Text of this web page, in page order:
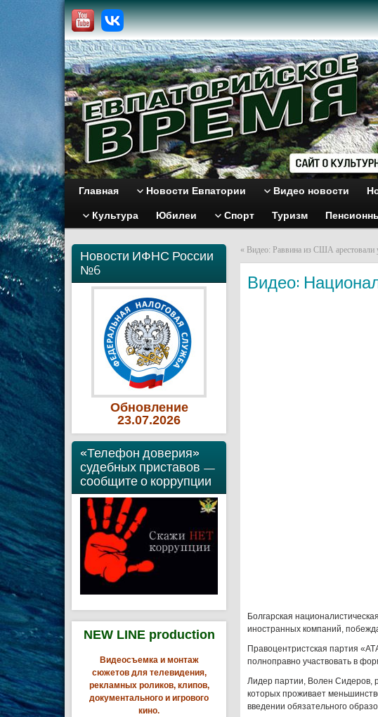
Главная Новости Евпатории Видео новости
Культура Юбилеи Спорт Туризм
Новости ИФНС России
№6
Обновление
23.07.2026
«Телефон доверия»
судебных приставов —
сообщите о коррупции
NEW LINE production
Видеосъемка и монтаж
сюжетов для телевидения,
рекламных роликов, клипов,
документального и игрового
кино.
« Видео: Раввина из США арестовали
Видео:
Болгарская
иностранных компаний,
Правоцентристская партия
полноправно участвовать в
Лидер партии, Волен Сидеров,
которых проживает
введении обязательного